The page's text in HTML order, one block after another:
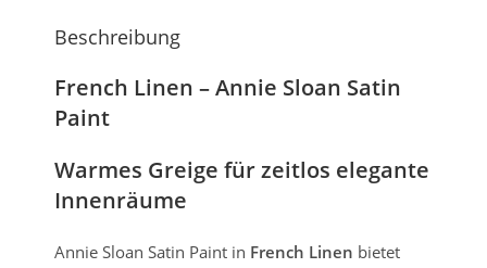
Beschreibung
French Linen – Annie Sloan Satin
Paint
Warmes Greige für zeitlos elegante
Innenräume
Annie Sloan Satin Paint in French Linen bietet